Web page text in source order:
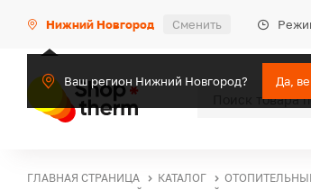
Нижний Новгород Сменить
Ваш регион Нижний Новгород? Да,
ГЛАВНАЯ СТРАНИЦА КАТАЛОГ